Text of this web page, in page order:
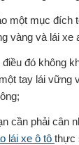
một mục đích
vàng và lái xe
đó không
tay lái vững
cần phải cân
lái xe ô tô thực